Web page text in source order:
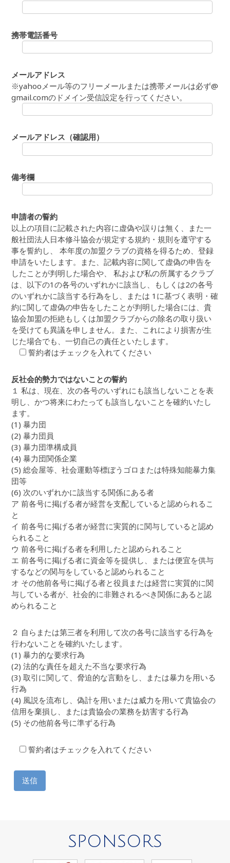
携帯電話番号
メールアドレス
※yahooメール等のフリーメールまたは携帯メールは必ず@
gmail.comのドメイン受信設定を行ってください。
メールアドレス（確認用）
備考欄
申請者の誓約
以上の項目に記載された内容に虚偽や誤りは無く、また一
般社団法人日本修斗協会が規定する規約・規則を遵守する
事を誓約し、 本年度の加盟クラブの資格を得るため、登録
申請をいたします。また、記載内容に関して虚偽の申告を
したことが判明した場合や、 私および私の所属するクラブ
は、以下の1の各号のいずれかに該当し、もしくは2の各号
のいずれかに該当する行為をし、または 1に基づく表明・確
約に関して虚偽の申告をしたことが判明した場合には、貴
協会加盟の拒絶もしくは加盟クラブからの除名の取り扱い
を受けても異議を申しません。また、これにより損害が生
じた場合でも、一切自己の責任といたします。
誓約者はチェックを入れてください
反社会的勢力ではないことの誓約
１ 私は、現在、次の各号のいずれにも該当しないことを表
明し、かつ将来にわたっても該当しないことを確約いたし
ます。
(1) 暴力団
(2) 暴力団員
(3) 暴力団準構成員
(4) 暴力団関係企業
(5) 総会屋等、社会運動等標ぼうゴロまたは特殊知能暴力集
団等
(6) 次のいずれかに該当する関係にある者
ア 前各号に掲げる者が経営を支配していると認められるこ
と
イ 前各号に掲げる者が経営に実質的に関与していると認め
られること
ウ 前各号に掲げる者を利用したと認められること
エ 前各号に掲げる者に資金等を提供し、または便宜を供与
するなどの関与をしていると認められること
オ その他前各号に掲げる者と役員または経営に実質的に関
与している者が、社会的に非難されるべき関係にあると認
められること
２ 自らまたは第三者を利用して次の各号に該当する行為を
行わないことを確約いたします。
(1) 暴力的な要求行為
(2) 法的な責任を超えた不当な要求行為
(3) 取引に関して、脅迫的な言動をし、または暴力を用いる
行為
(4) 風説を流布し、偽計を用いまたは威力を用いて貴協会の
信用を棄損し、または貴協会の業務を妨害する行為
(5) その他前各号に準ずる行為
誓約者はチェックを入れてください
SPONSORS